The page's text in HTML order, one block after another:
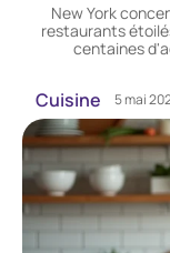
New York
restaurants
centaines
Cuisine 5 mai